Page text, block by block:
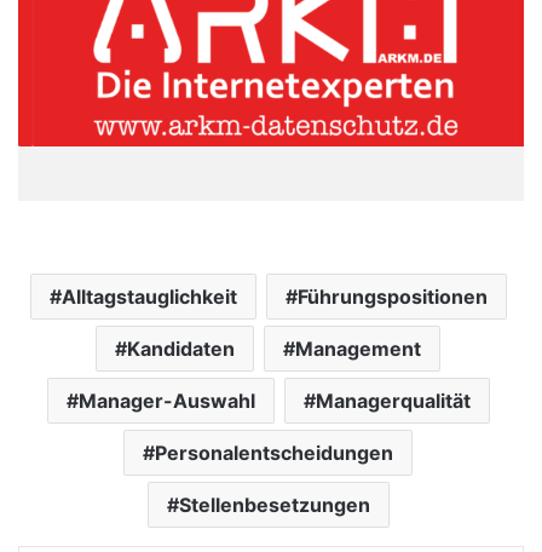
Alltagstauglichkeit Führungspositionen
Kandidaten Management
Manager-Auswahl Managerqualität
Personalentscheidungen
Stellenbesetzungen